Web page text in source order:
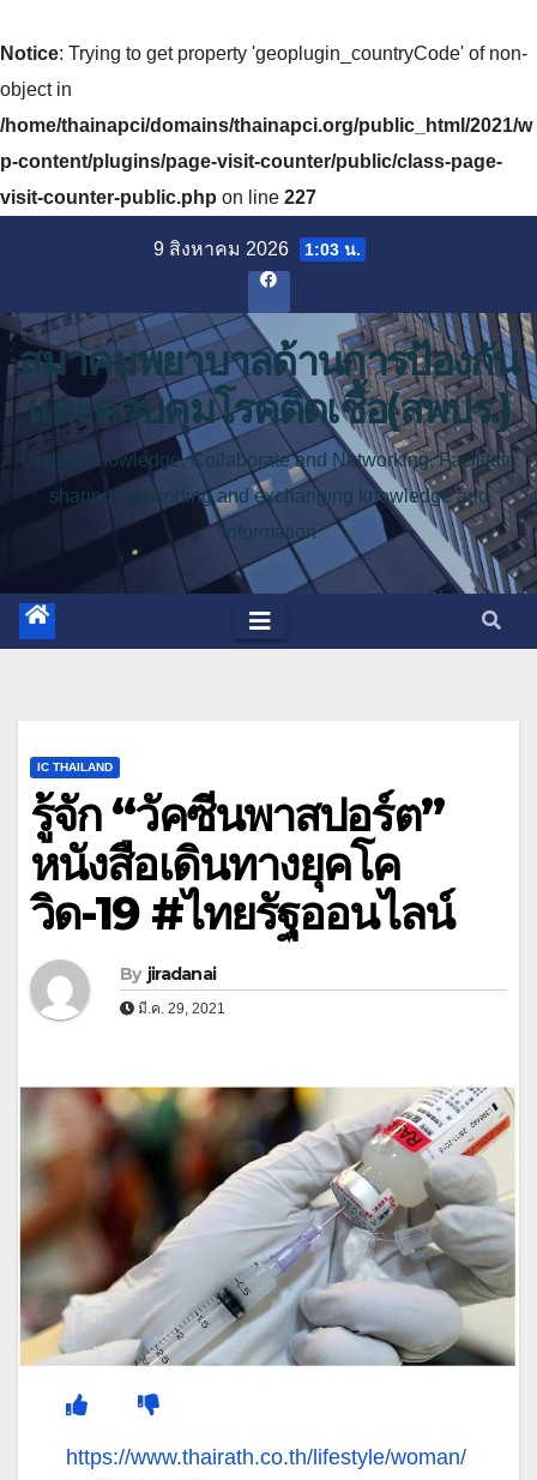
Notice: Trying to get property 'geoplugin_countryCode' of non-
object in
/home/thainapci/domains/thainapci.org/public_html/2021/w
p-content/plugins/page-visit-counter/public/class-page-
visit-counter-public.php on line 227
9 สิงหาคม 2026 1:03 น.
สมาคมพยาบาลด้านการป้องกัน
และควบคุมโรคติดเชื้อ(สพปร.)
Update knowledge, Collaborate and Networking, Facilitate
sharing, expanding and exchanging knowledge and
information
IC THAILAND
รู้จัก “วัคซีนพาสปอร์ต”
หนังสือเดินทางยุคโค
วิด-19 #ไทยรัฐออนไลน์
By jiradanai
มี.ค. 29, 2021
https://www.thairath.co.th/lifestyle/woman/